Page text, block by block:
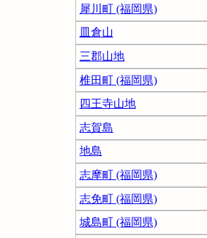
犀川町 (福岡県)
皿倉山
三郡山地
椎田町 (福岡県)
四王寺山地
志賀島
地島
志摩町 (福岡県)
志免町 (福岡県)
城島町 (福岡県)